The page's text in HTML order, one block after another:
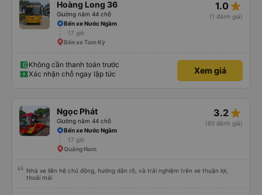
Hoàng Long 36
Giường nằm 44 chỗ
1.0 star_rate
(1 đánh giá)
Bến xe Nước Ngầm
17 giờ
Bến xe Tam Kỳ
Không cần thanh toán trước
Xác nhận chỗ ngay lập tức
Xem giá
Ngọc Phát
Giường nằm 44 chỗ
3.2 star_rate
(60 đánh giá)
Bến xe Nước Ngầm
17 giờ
Quảng Nam
Nhà xe liên hệ chủ động, hướng dẫn rõ, và trải nghiệm trên xe thuận lợi,
thoải mái